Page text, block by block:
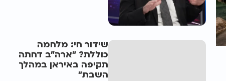
שידור חי: מלחמה
כוללת? ״ארה"ב דחתה
תקיפה באיראן במהלך
השבת״